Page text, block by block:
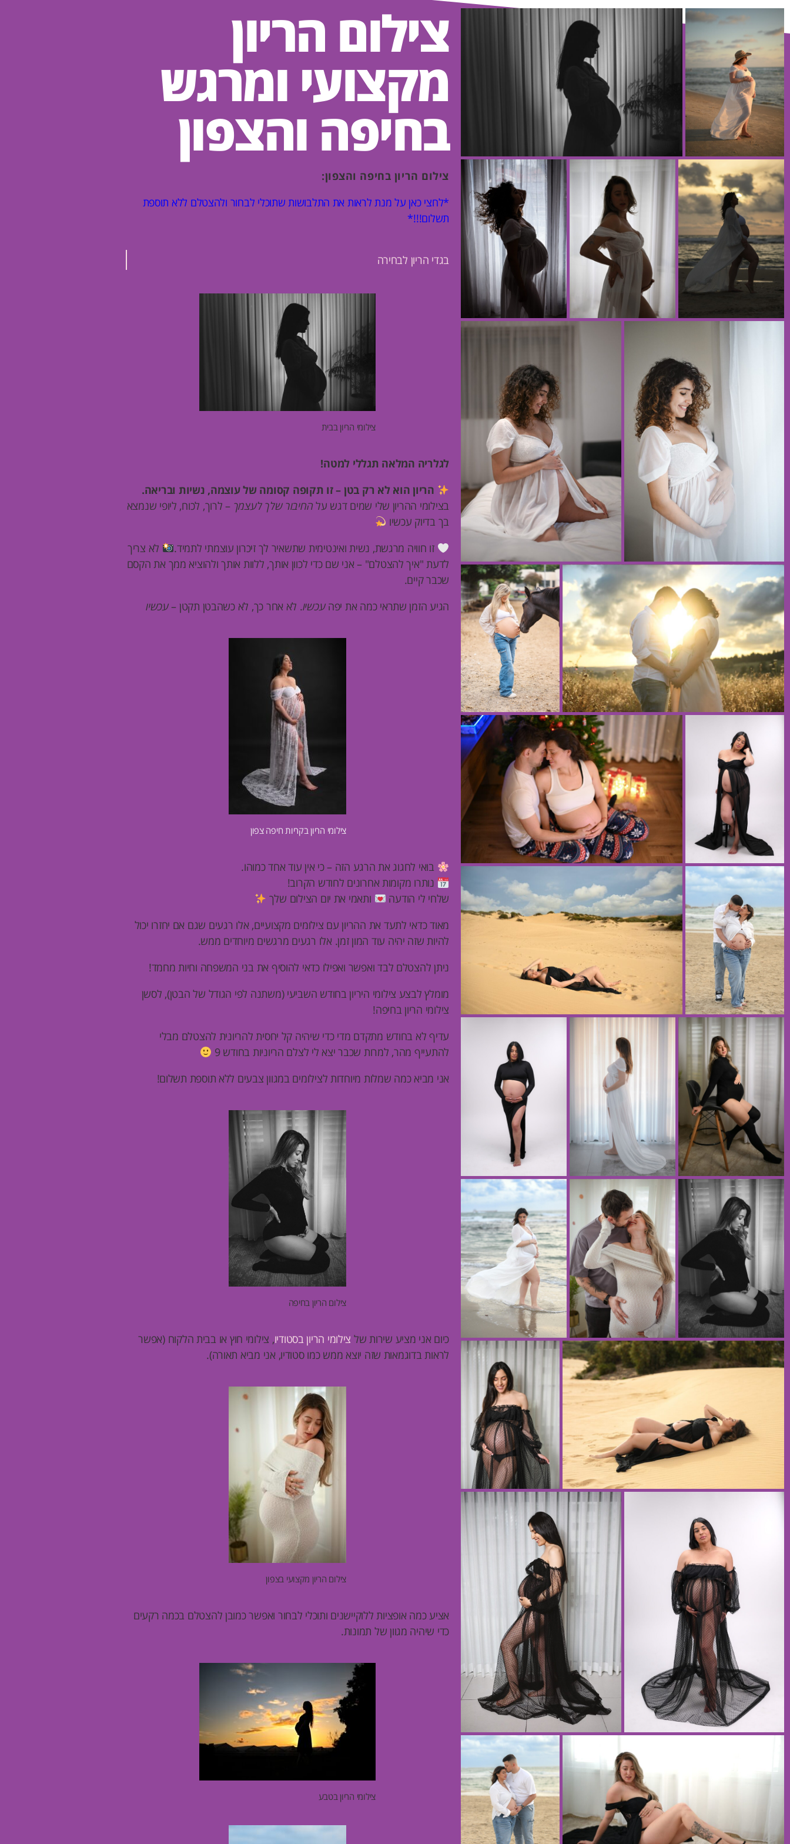
צילום הריון
מקצועי ומרגש
בחיפה והצפון
צילום הריון בחיפה והצפון:
*לחצי כאן על מנת לראות את התלבושות שתוכלי לבחור ולהצטלם ללא תוספת
תשלום!!!*
בגדי הריון לבחירה
צילומי הריון בבית
לגלריה המלאה תגללי למטה!
הריון הוא לא רק בטן – זו תקופה קסומה של עוצמה, נשיות ובריאה.
בצילומי ההריון שלי שמים דגש על החיבור שלך לעצמך – לרוך, לכוח, ליופי שנמצא
בך בדיוק עכשיו
זו חוויה מרגשת, נשית ואינטימית שתשאיר לך זיכרון עוצמתי לתמיד.
לא צריך
לדעת "איך להצטלם" – אני שם כדי לכוון אותך, ללוות אותך ולהוציא ממך את הקסם
שכבר קיים.
הגיע הזמן שתראי כמה את יפהעכשיו. לא אחר כך, לא כשהבטן תקטן –עכשיו
צילומי הריון בקריות חיפה צפון
בואי לחגוג את הרגע הזה – כי אין עוד אחד כמוהו.
נותרו מקומות אחרונים לחודש הקרוב!
שלחי לי הודעה
ותאמי את יום הצילום שלך
מאוד כדאי לתעד את ההריון עם צילומים מקצועיים, אלו רגעים שגם אם יחזרו יכול
להיות שזה יהיה עוד המון זמן. אלו רגעים מרגשים מיוחדים ממש.
ניתן להצטלם לבד ואפשר ואפילו כדאי להוסיף את בני המשפחה וחיות מחמד!
מומלץ לבצע צילומי היריון בחודש השביעי (משתנה לפי הגודל של הבטן), לסשן
צילומי הריון בחיפה!
עדיף לא בחודש מתקדם מדי כדי שיהיה קל יחסית להריונית להצטלם מבלי
להתעייף מהר, למרות שכבר יצא לי לצלם הריוניות בחודש 9
אני מביא כמה שמלות מיוחדות לצילומים במגוון צבעים ללא תוספת תשלום!
צילום הריון בחיפה
כיום אני מציע שירות של צילומי הריון בסטודיו, צילומי חוץ או בבית הלקוח (אפשר
לראות בדוגמאות שזה יוצא ממש כמו סטודיו, אני מביא תאורה).
צילום הריון מקצועי בצפון
אציע כמה אופציות ללוקיישנים ותוכלי לבחור ואפשר כמובן להצטלם בכמה רקעים
כדי שיהיה מגוון של תמונות.
צילומי הריון בטבע